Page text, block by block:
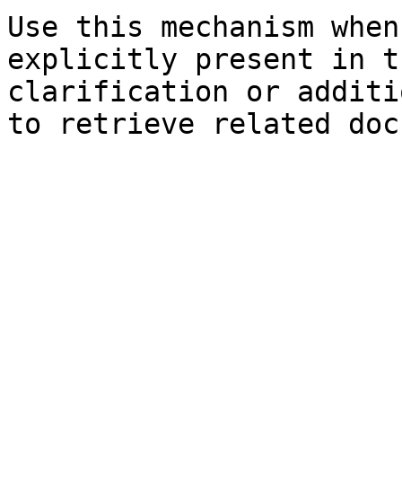
Use this mechanism
explicitly present in
clarification or